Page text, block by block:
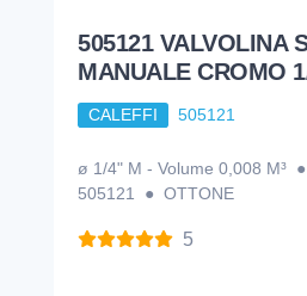
505121 VALVOLINA
MANUALE CROMO
CALEFFI 505121
ø 1/4" M - Volume 0,008 M³
505121 ● OTTONE
5